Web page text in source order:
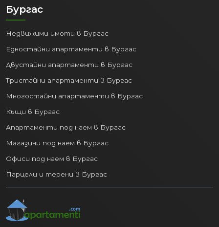
областта е скочил от 27.9 милиарда
само за 5 години. В
същото време чуждестранните преки
инвестиции достигат над
разглеждания период.
изграждането на нови офис сгради,
логистични центрове и
производствени бази. Всичко това
най-вече – жилища за хората, които
управляват и работят в тези бизнеси.
4. Образован и
перспективен профил на
населението
Бургас
Недвижими имоти в Бургас
Едностайни апартаменти в Бургас
Двустайни апартаменти в Бургас
Тристайни апартаменти в Бургас
Многостайни апартаменти в Бургас
Къщи в Бургас
Апартаменти под наем в Бургас
Магазини под наем в Бургас
Офиси под наем в Бургас
Парцели и терени в Бургас